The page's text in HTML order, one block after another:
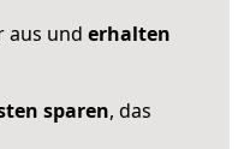
aus und erhalten
sparen, das